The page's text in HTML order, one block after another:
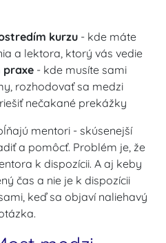
kurzu - kde máte
a lektora, ktorý vás vedie
praxe - kde musíte sami
rozhodovať sa medzi
nečakané prekážky
mentori - skúsenejší
a pomôcť. Problém je, že
k dispozícii. A aj keby
čas a nie je k dispozícii
keď sa objaví naliehavý